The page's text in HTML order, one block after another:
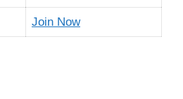
Join Now